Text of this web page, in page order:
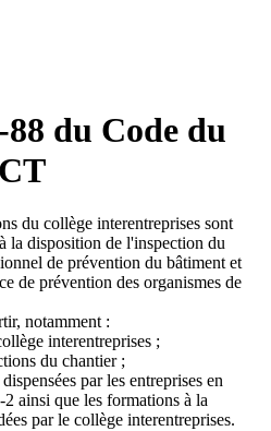
du Code du
du collège interentreprises sont
la disposition de l'inspection du
de prévention du bâtiment et
de prévention des organismes de
notamment :
interentreprises ;
du chantier ;
par les entreprises en
ainsi que les formations à la
par le collège interentreprises.